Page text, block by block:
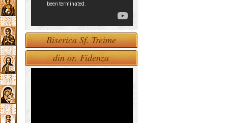
Biserica Sf. Treime
din or. Fidenza